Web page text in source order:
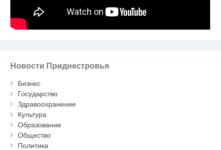
Новости Приднестровья
Бизнес
Государство
Здравоохранение
Культура
Образование
Общество
Политика